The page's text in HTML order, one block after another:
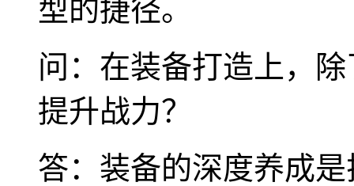
型的捷径。
问：在装备打造上，
提升战力？
答：装备的深度养成